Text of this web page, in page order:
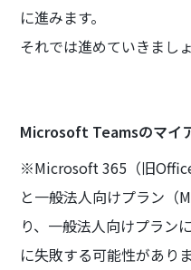
に進みます。
それでは進めていきまし
Microsoft Teamsのマイ
※Microsoft 365（旧
と一般法人向けプラン（
り、一般法人向けプラン
に失敗する可能性があり